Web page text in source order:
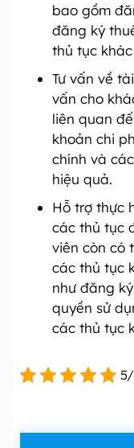
bao gồm
đăng ký
thủ tục
Tư vấn về
vấn cho
liên quan
khoản chi
chính và
hiệu quả.
Hỗ trợ thực
các thủ tục
viên còn có
các thủ tục
như đăng
quyền sử
các thủ tục